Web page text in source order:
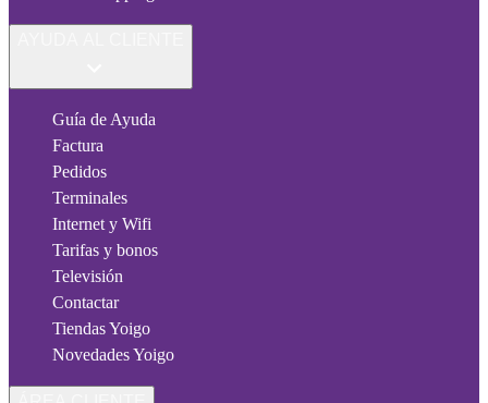
Guía de Ayuda
Factura
Pedidos
Terminales
Internet y Wifi
Tarifas y bonos
Televisión
Contactar
Tiendas Yoigo
Novedades Yoigo